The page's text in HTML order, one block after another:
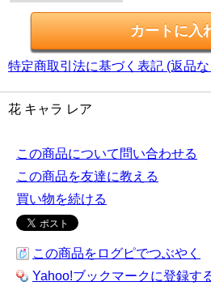
特定商取引法に基づく表記 (返品
花 キャラ レア
この商品について問い合わせる
この商品を友達に教える
買い物を続ける
この商品をログピでつぶやく
Yahoo!ブックマークに登録す